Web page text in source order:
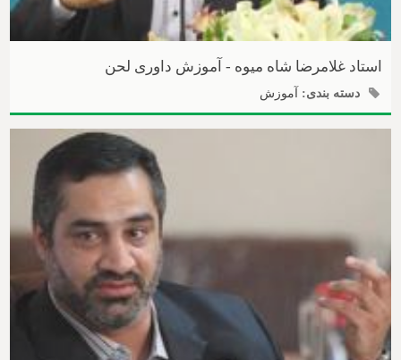
استاد غلامرضا شاه میوه - آموزش داوری لحن
دسته بندی: آموزش